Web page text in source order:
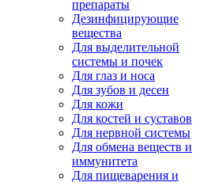
препараты
Дезинфицирующие
вещества
Для выделительной
системы и почек
Для глаз и носа
Для зубов и десен
Для кожи
Для костей и суставов
Для нервной системы
Для обмена веществ и
иммунитета
Для пищеварения и